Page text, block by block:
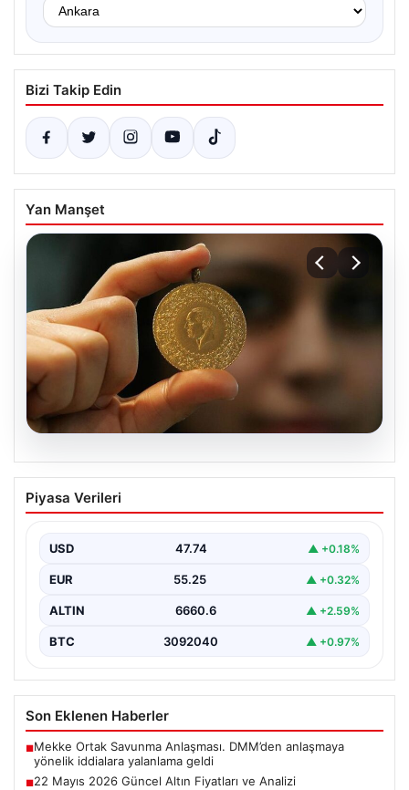
Bizi Takip Edin
Yan Manşet
06.08.2026
22 Mayıs 2026 Güncel Altın Fiyatları ve
Analizi
hareketlilik yatırımcıların ve ilgili piyasa uzmanlarının
en…
Piyasa Verileri
USD 47.74 ▲ +0.18%
EUR 55.25 ▲ +0.32%
ALTIN 6660.6 ▲ +2.59%
BTC 3092040 ▲ +0.97%
Son Eklenen Haberler
■Mekke Ortak Savunma Anlaşması. DMM’den anlaşmaya
yönelik iddialara yalanlama geldi
■22 Mayıs 2026 Güncel Altın Fiyatları ve Analizi